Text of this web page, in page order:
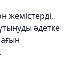
жемістерді,
әдетке